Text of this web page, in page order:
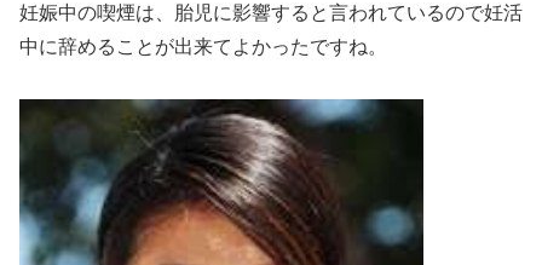
妊娠中の喫煙は、胎児に影響すると言われているので妊活
中に辞めることが出来てよかったですね。